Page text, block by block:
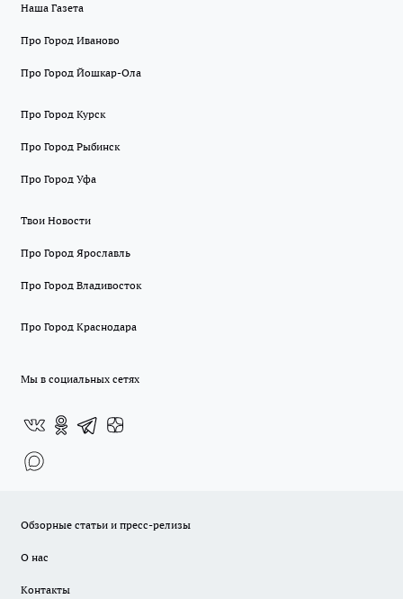
Наша Газета
Про Город Иваново
Про Город Йошкар-Ола
Про Город Курск
Про Город Рыбинск
Про Город Уфа
Твои Новости
Про Город Ярославль
Про Город Владивосток
Про Город Краснодара
Мы в социальных сетях
Обзорные статьи и пресс-релизы
О нас
Контакты